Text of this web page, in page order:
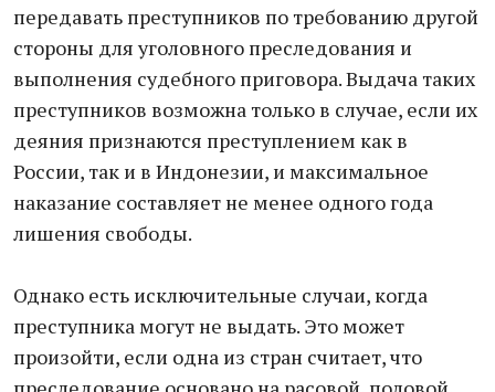
передавать преступников по требованию другой
стороны для уголовного преследования и
выполнения судебного приговора. Выдача таких
преступников возможна только в случае, если их
деяния признаются преступлением как в
России, так и в Индонезии, и максимальное
наказание составляет не менее одного года
лишения свободы.
Однако есть исключительные случаи, когда
преступника могут не выдать. Это может
произойти, если одна из стран считает, что